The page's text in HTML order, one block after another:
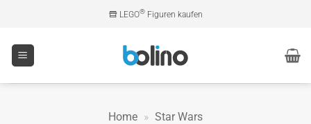
springen
LEGO®Figuren kaufen
Home » Star Wars